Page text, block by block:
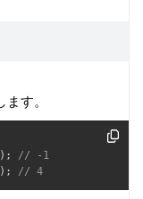
す。
) ;
// -1
) ; // 4